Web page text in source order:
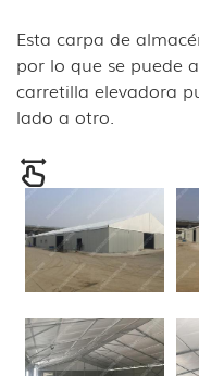
Esta carpa de
por lo que se puede
carretilla elevadora
lado a otro.